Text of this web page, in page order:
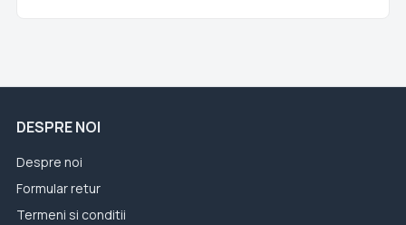
DESPRE NOI
Despre noi
Formular retur
Termeni si conditii